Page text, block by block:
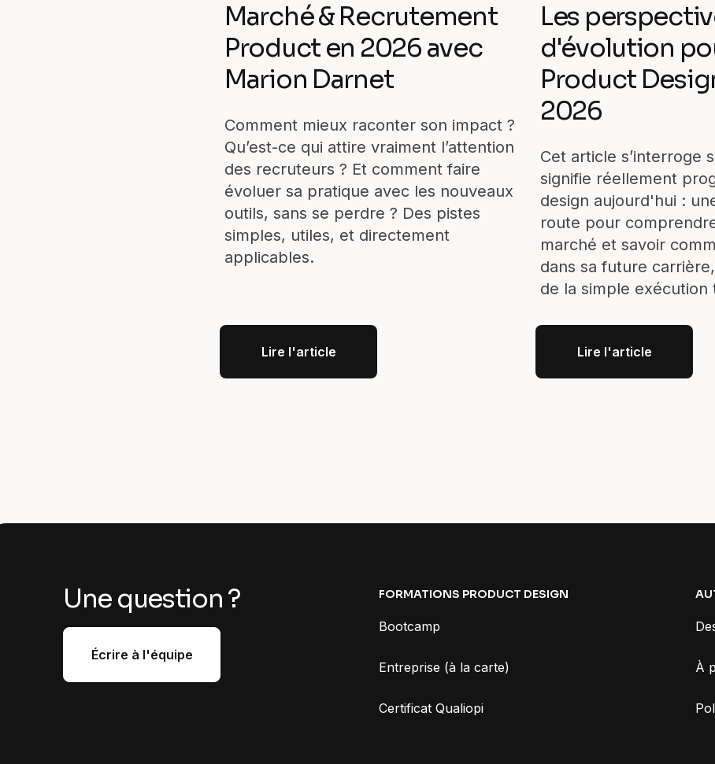
Marché & Recrutement
Product en 2026 avec
Marion Darnet
Comment mieux raconter son impact ?
Qu’est-ce qui attire vraiment l’attention
des recruteurs ? Et comment faire
évoluer sa pratique avec les nouveaux
outils, sans se perdre ? Des pistes
simples, utiles, et directement
applicables.
Lire l'article
Les
d'évolution
Product
2026
Cet article s’interroge
signifie réellement
design aujourd'hui :
route pour
marché et savoir
dans sa future
de la simple exécution
Lire l'article
Une question ?
Écrire à l'équipe
FORMATIONS PRODUCT DESIGN
Bootcamp
Entreprise (à la carte)
Certificat Qualiopi
À